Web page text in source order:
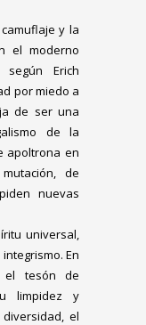
y la
el moderno
según Erich
por miedo a
de ser una
de la
apoltrona en
de
nuevas
universal,
En
el tesón de
limpidez y
el